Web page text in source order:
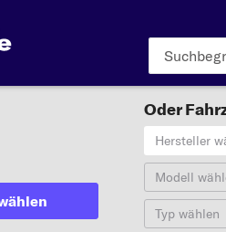
Oder
Hersteller
Modell
Typ wählen